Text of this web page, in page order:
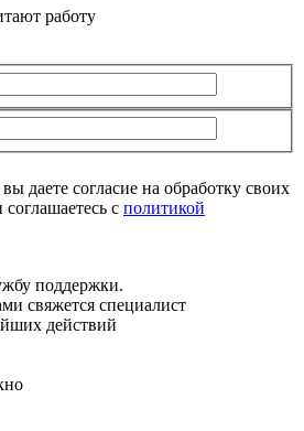
работу
даете согласие на обработку своих
с политикой
поддержки.
свяжется специалист
действий